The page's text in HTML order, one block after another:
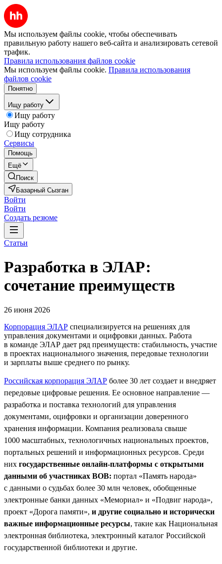
Мы используем файлы cookie, чтобы обеспечивать
правильную работу нашего веб-сайта и анализировать сетевой
трафик.
Правила использования файлов cookie
Мы используем файлы cookie. Правила использования
файлов cookie
Понятно
Ищу работу
Ищу работу
Ищу работу
Ищу сотрудника
Сервисы
Помощь
Ещё
Поиск
Базарный Сызган
Войти
Войти
Создать резюме
Статьи
Разработка в ЭЛАР:
сочетание преимуществ
26 июня 2026
Корпорация ЭЛАР специализируется на решениях для
управления документами и оцифровки данных. Работа
в команде ЭЛАР дает ряд преимуществ: стабильность, участие
в проектах национального значения, передовые технологии
и зарплаты выше среднего по рынку.
Российская корпорация ЭЛАР более 30 лет создает и внедряет
передовые цифровые решения. Ее основное направление —
разработка и поставка технологий для управления
документами, оцифровки и организации доверенного
хранения информации. Компания реализовала свыше
1000 масштабных, технологичных национальных проектов,
портальных решений и информационных ресурсов. Среди
них государственные онлайн-платформы с открытыми
данными об участниках ВОВ: портал «Память народа»
с данными о судьбах более 30 млн человек, обобщенные
электронные банки данных «Мемориал» и «Подвиг народа»,
проект «Дорога памяти», и другие социально и исторически
важные информационные ресурсы, такие как Национальная
электронная библиотека, электронный каталог Российской
государственной библиотеки и другие.